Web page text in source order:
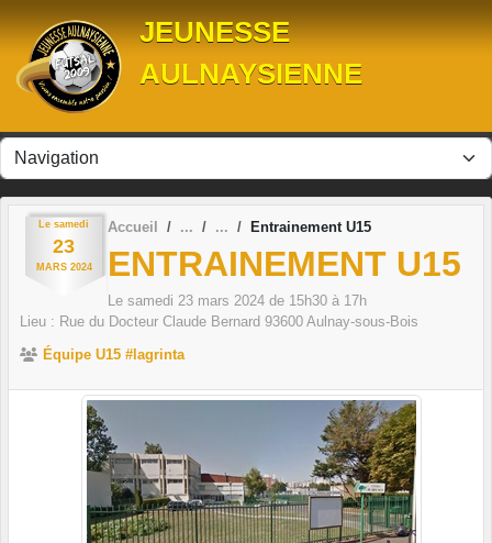
JEUNESSE
AULNAYSIENNE
Le samedi
23
MARS 2024
Accueil Entrainement U15
ENTRAINEMENT U15
Le samedi 23 mars 2024 de 15h30 à 17h
Lieu : Rue du Docteur Claude Bernard 93600 Aulnay-sous-Bois
Équipe U15 #lagrinta